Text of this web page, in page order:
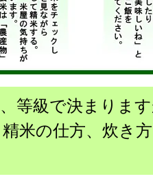
等級で決まりま
米の仕方、炊き